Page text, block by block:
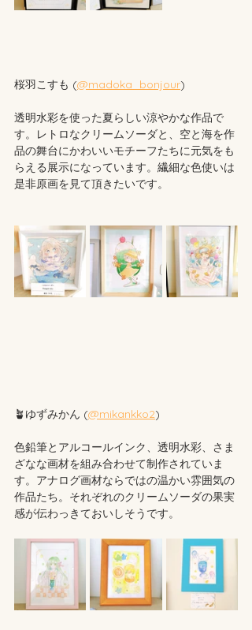
桜羽こすも (@madoka_bonjour)
透明水彩を使った夏らしい涼やかな作品で
す。レトロなクリームソーダと、空と海を作
品の舞台にかわいいモチーフたちに元気をも
らえる展示になっています。繊細な色使いは
是非原画を見て頂きたいです。
🪴ゆずみかん (@mikankko2)
色鉛筆とアルコールインク、透明水彩、さま
ざなな画材を組み合わせて制作されていま
す。アナログ画材ならではの温かい雰囲気の
作品たち。それぞれのクリームソーダの果実
感が伝わっきておいしそうです。